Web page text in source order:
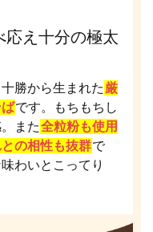
応え十分の極太
勝から生まれた 厳
です。もちもちし
また全粒粉も使用
の相性も抜群で
わいとこってり